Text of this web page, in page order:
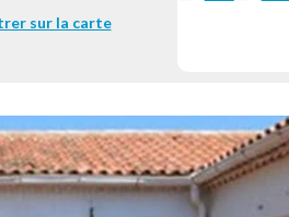
sur la carte